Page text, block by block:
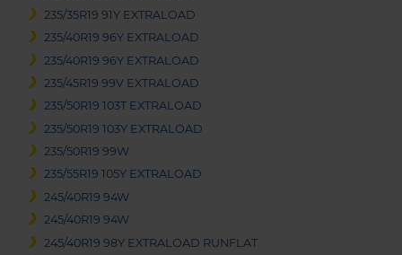
235/35R19 91Y EXTRALOAD
235/40R19 96Y EXTRALOAD
235/40R19 96Y EXTRALOAD
235/45R19 99V EXTRALOAD
235/50R19 103T EXTRALOAD
235/50R19 103Y EXTRALOAD
235/50R19 99W
235/55R19 105Y EXTRALOAD
245/40R19 94W
245/40R19 94W
245/40R19 98Y EXTRALOAD RUNFLAT